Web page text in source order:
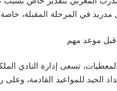
مدريد في المرحلة المقبلة،
موعد مهم
الجيد للمواعيد القادمة، وعلى